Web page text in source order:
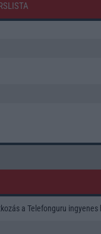
a Telefonguru ingyenes